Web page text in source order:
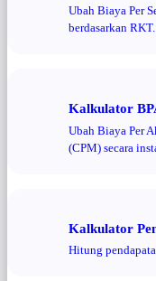
Ubah Biaya Per
berdasarkan RKT.
Kalkulator
Ubah Biaya Per
(CPM) secara
Kalkulator
Hitung